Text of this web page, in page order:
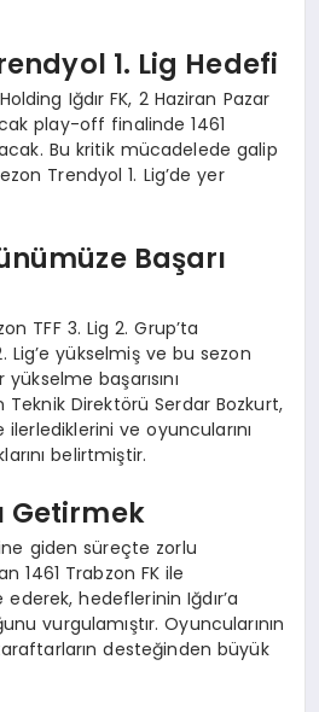
1. Lig Hedefi
Iğdır FK, 2 Haziran Pazar
play-off finalinde 1461
Bu kritik mücadelede galip
Trendyol 1. Lig’de yer
Başarı
TFF 3. Lig 2. Grup’ta
Lig’e yükselmiş ve bu sezon
başarısını
Teknik Direktörü Serdar Bozkurt,
ve oyuncularını
belirtmiştir.
Getirmek
giden süreçte zorlu
1461 Trabzon FK ile
ederek, hedeflerinin Iğdır’a
vurgulamıştır. Oyuncularının
desteğinden büyük